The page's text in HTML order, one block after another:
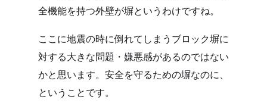
全機能を持つ外壁が塀というわけですね。
ここに地震の時に倒れてしまうブロック塀に
対する大きな問題・嫌悪感があるのではない
かと思います。安全を守るための塀なのに、
ということです。